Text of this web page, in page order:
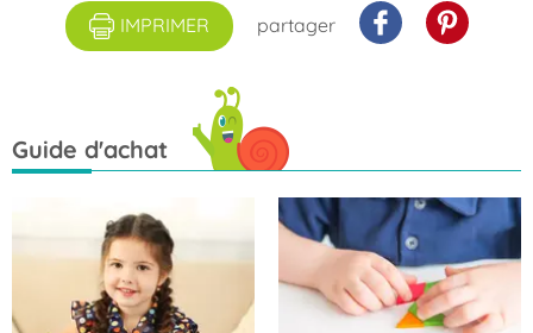
IMPRIMER partager
Guide d'achat